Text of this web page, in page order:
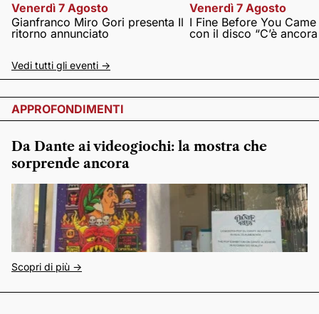
Venerdì 7 Agosto
Gianfranco Miro Gori presenta Il
ritorno annunciato
Venerdì 7 Agosto
I Fine Before You
con il disco “C’è
Vedi tutti gli eventi ->
APPROFONDIMENTI
Da Dante ai videogiochi: la mostra che
sorprende ancora
Scopri di più ->